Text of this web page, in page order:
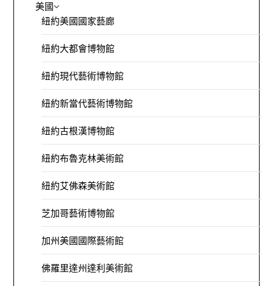
美國
紐約美國國家藝廊
紐約大都會博物館
紐約現代藝術博物館
紐約新當代藝術博物館
紐約古根漢博物館
紐約布魯克林美術館
紐約艾佛森美術館
芝加哥藝術博物館
加州美國國際藝術館
佛羅里達州達利美術館